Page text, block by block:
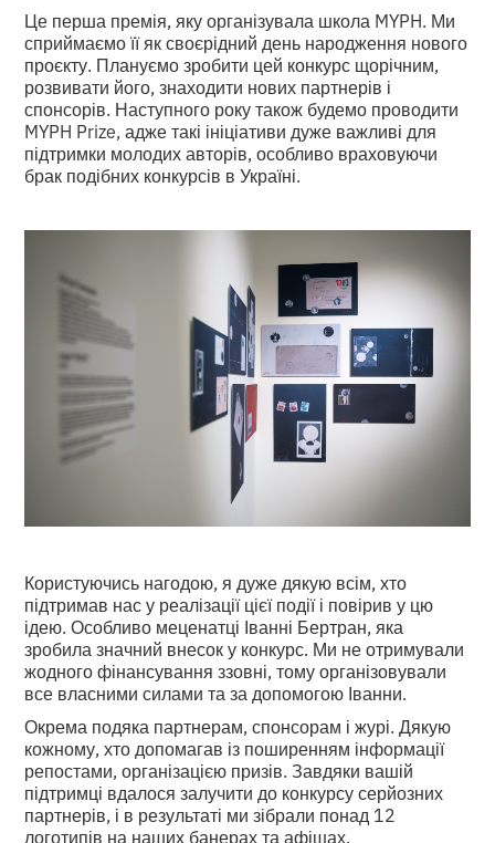
Це перша премія, яку організувала школа MYPH. Ми
сприймаємо її як своєрідний день народження нового
проєкту. Плануємо зробити цей конкурс щорічним,
розвивати його, знаходити нових партнерів і
спонсорів. Наступного року також будемо проводити
MYPH Prize, адже такі ініціативи дуже важливі для
підтримки молодих авторів, особливо враховуючи
брак подібних конкурсів в Україні.
Користуючись нагодою, я дуже дякую всім, хто
підтримав нас у реалізації цієї події і повірив у цю
ідею. Особливо меценатці Іванні Бертран, яка
зробила значний внесок у конкурс. Ми не отримували
жодного фінансування ззовні, тому організовували
все власними силами та за допомогою Іванни.
Окрема подяка партнерам, спонсорам і журі. Дякую
кожному, хто допомагав із поширенням інформації
репостами, організацією призів. Завдяки вашій
підтримці вдалося залучити до конкурсу серйозних
партнерів, і в результаті ми зібрали понад 12
логотипів на наших банерах та афішах.